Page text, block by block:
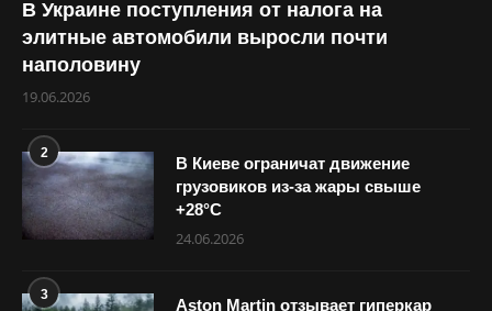
В Украине поступления от налога на
элитные автомобили выросли почти
наполовину
19.06.2026
2
В Киеве ограничат движение
грузовиков из-за жары свыше
+28°С
24.06.2026
3
Aston Martin отзывает гиперкар